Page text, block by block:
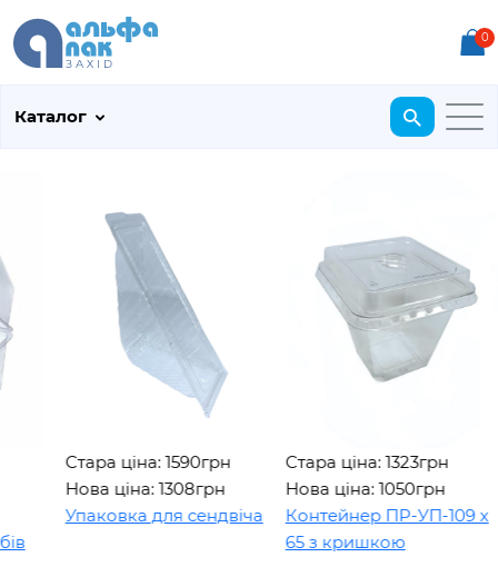
0
Каталог
Стара ціна: 1590грн
Нова ціна: 1308грн
Упаковка для сендвіча
Стара ціна: 1323грн
Нова ціна: 1050грн
Контейнер ПР-УП-109 х
65 з кришкою